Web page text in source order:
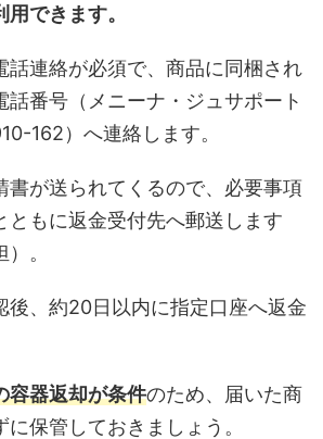
できます。
話連絡が必須で、商品に同梱され
話番号（メニーナ・ジュサポート
162）へ連絡します。
書が送られてくるので、必要事項
ともに返金受付先へ郵送します
。
後、約20日以内に指定口座へ返金
容器返却が条件のため、届いた商
保管しておきましょう。